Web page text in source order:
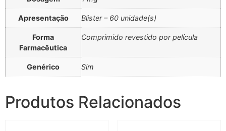
Apresentação Blister – 60 unidade(s)
Forma
Farmacêutica
Comprimido revestido por película
Genérico Sim
Produtos Relacionados